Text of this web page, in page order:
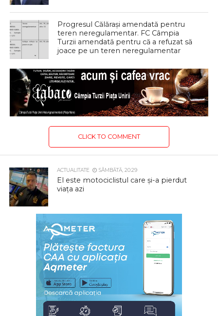
Progresul Călărași amendată pentru
teren neregulamentar. FC Câmpia
Turzii amendată pentru că a refuzat să
joace pe un teren neregulamentar
CLICK TO COMMENT
ACTUALITATE SÂMBĂTĂ, 20:29
El este motociclistul care și-a pierdut
viața azi